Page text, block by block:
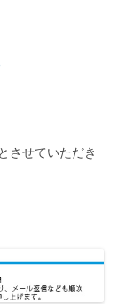
させていただき